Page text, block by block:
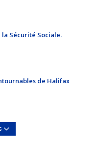
Sécurité Sociale.
de Halifax